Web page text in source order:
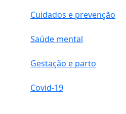
Cuidados e prevenção
Saúde mental
Gestação e parto
Covid-19